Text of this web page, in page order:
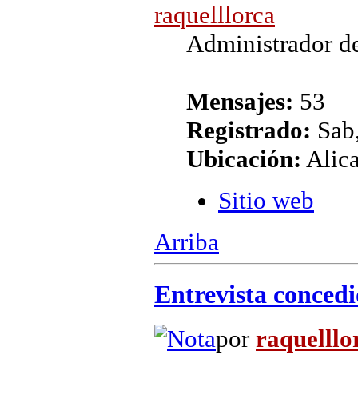
raquelllorca
Administrador
Mensajes: 53
Registrado:
Ubicación:
Sitio web
Arriba
Entrevista
por